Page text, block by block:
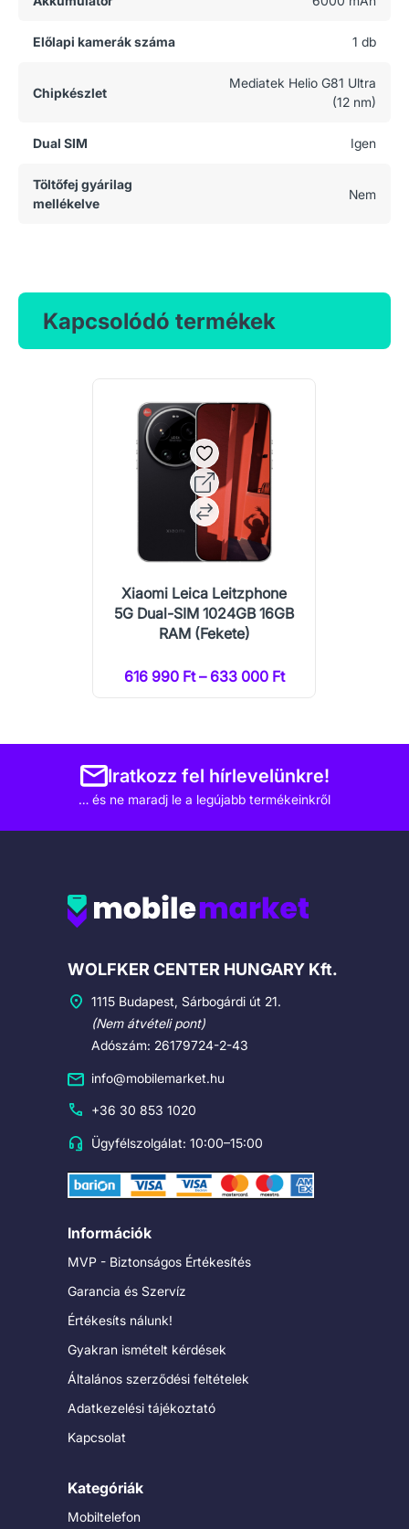
Előlapi kamerák száma 1 db
Chipkészlet
Mediatek Helio G81 Ultra
(12 nm)
Dual SIM Igen
Töltőfej gyárilag
mellékelve
Nem
Kapcsolódó termékek
Xiaomi Leica Leitzphone
5G Dual-SIM 1024GB 16GB
RAM (Fekete)
616 990 Ft – 633 000 Ft
Iratkozz fel hírlevelünkre!
… és ne maradj le a legújabb termékeinkről
Cégadatok
WOLFKER CENTER HUNGARY Kft.
1115 Budapest, Sárbogárdi út 21.
(Nem átvételi pont)
Adószám: 26179724-2-43
info@mobilemarket.hu
+36 30 853 1020
Ügyfélszolgálat: 10:00–15:00
Információk
MVP - Biztonságos Értékesítés
Garancia és Szervíz
Értékesíts nálunk!
Gyakran ismételt kérdések
Általános szerződési feltételek
Adatkezelési tájékoztató
Kapcsolat
Kategóriák
Mobiltelefon